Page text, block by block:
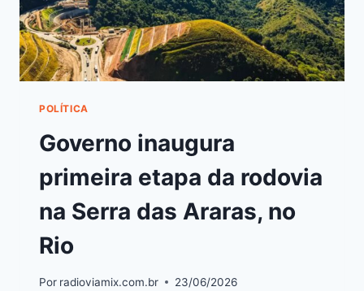
POLÍTICA
Governo inaugura
primeira etapa da rodovia
na Serra das Araras, no
Rio
Por radioviamix.com.br 23/06/2026